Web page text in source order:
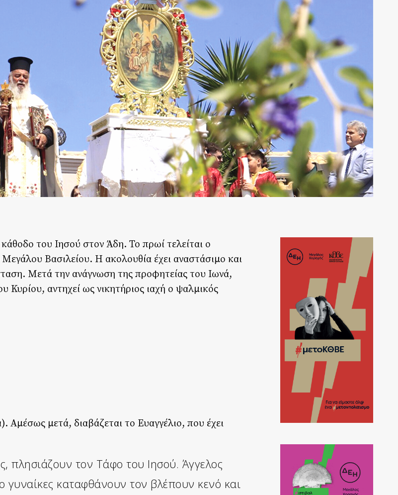
του Ιησού στον Άδη. Το πρωί τελείται ο
Βασιλείου. Η ακολουθία έχει αναστάσιμο και
Μετά την ανάγνωση της προφητείας του Ιωνά,
αντηχεί ως νικητήριος ιαχή ο ψαλμικός
Αμέσως μετά, διαβάζεται το Ευαγγέλιο, που έχει
πλησιάζουν τον Τάφο του Ιησού. Άγγελος
καταφθάνουν τον βλέπουν κενό και